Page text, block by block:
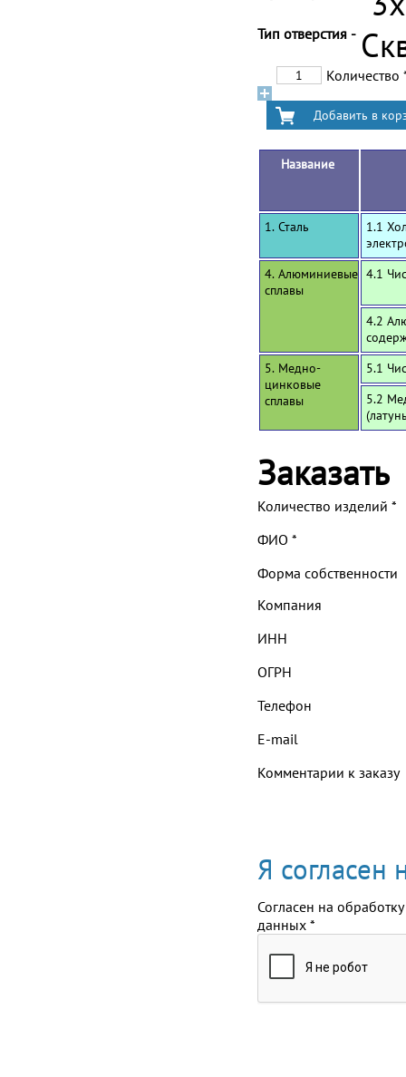
Тип отверстия -
Количество
Название
1. Сталь
1.1
4. Алюминиевые
сплавы
4.1
4.2
5. Медно-
цинковые
сплавы
5.1
5.2
Заказать
Количество изделий *
ФИО *
Форма собственности
Компания
ИНН
ОГРН
Телефон
E-mail
Комментарии к заказу
Я согласен
Согласен на обработку
данных *